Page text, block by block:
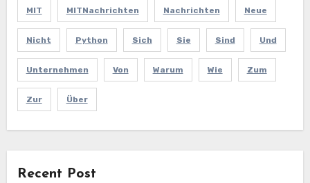
MIT MITNachrichten Nachrichten Neue
Nicht Python Sich Sie Sind Und
Unternehmen Von Warum Wie Zum
Zur Über
Recent Post